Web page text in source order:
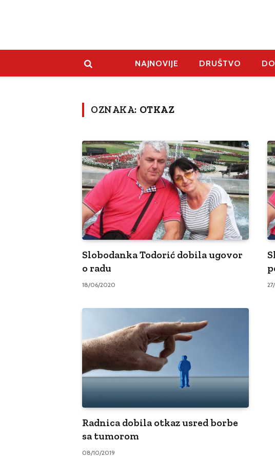
NAJNOVIJE DRUŠTVO
OZNAKA: OTKAZ
Slobodanka Todorić dobila ugovor
o radu
18/06/2020
Radnica dobila otkaz usred borbe
sa tumorom
08/10/2019